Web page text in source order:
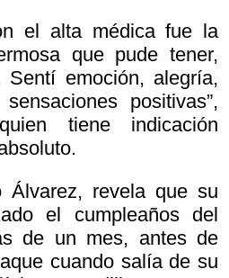
el alta médica fue la
que pude tener,
emoción, alegría,
positivas”,
tiene indicación
Álvarez, revela que su
el cumpleaños del
de un mes, antes de
cuando salía de su